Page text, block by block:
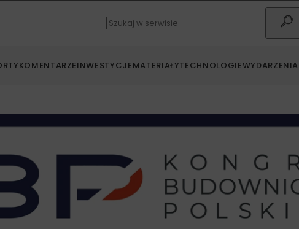
KOMENTARZEINWESTYCJEMATERIAŁYTECHNOLOGIEWYDARZENIA